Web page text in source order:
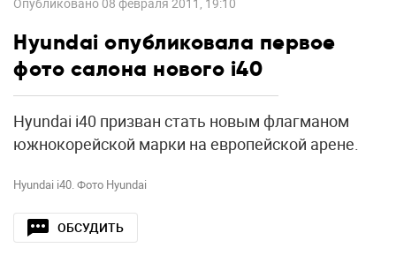
Hyundai опубликовала первое
фото салона нового i40
Hyundai i40 призван стать новым флагманом
южнокорейской марки на европейской арене.
Hyundai i40. Фото Hyundai
ОБСУДИТЬ